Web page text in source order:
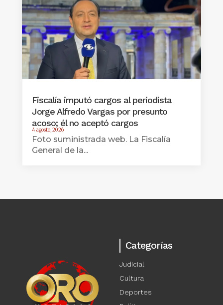
Fiscalía imputó cargos al periodista
Jorge Alfredo Vargas por presunto
acoso; él no aceptó cargos
4 agosto, 2026
Foto suministrada web. La Fiscalía
General de la...
Categorías
Judicial
Cultura
Deportes